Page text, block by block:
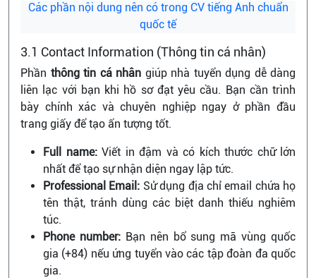
Các phần nội dung nên có trong CV tiếng Anh chuẩn
quốc tế
3.1 Contact Information (Thông tin cá nhân)
Phần thông tin cá nhân giúp nhà tuyển dụng dễ dàng
liên lạc với bạn khi hồ sơ đạt yêu cầu. Bạn cần trình
bày chính xác và chuyên nghiệp ngay ở phần đầu
trang giấy để tạo ấn tượng tốt.
Full name:Viết in đậm và có kích thước chữ lớn
nhất để tạo sự nhận diện ngay lập tức.
Professional Email: Sử dụng địa chỉ email chứa họ
tên thật, tránh dùng các biệt danh thiếu nghiêm
túc.
Phone number:Bạn nên bổ sung mã vùng quốc
gia (+84) nếu ứng tuyển vào các tập đoàn đa quốc
gia.